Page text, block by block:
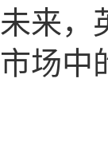
未来，
市场中